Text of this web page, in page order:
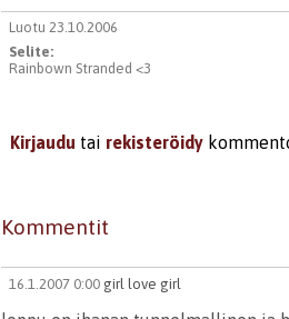
Luotu 23.10.2006
Selite:
Rainbown Stranded <3
Kirjaudu tai rekisteröidy
Kommentit
16.1.2007 0:00 girl love girl